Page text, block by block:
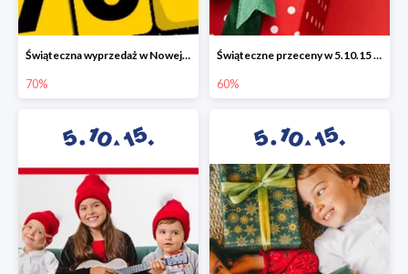
Świąteczna wyprzedaż w Nowej Erze - National Geographic Learning -70%
70%
Świąteczne przeceny w 5.10.15 - wszystkie ubrania -60%
60%